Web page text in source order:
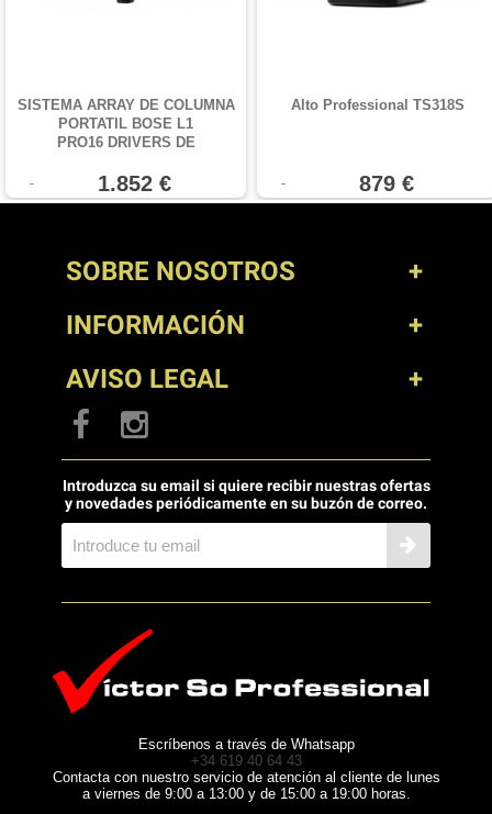
SISTEMA ARRAY DE COLUMNA
PORTATIL BOSE L1
PRO16 DRIVERS DE
1.852 €
Alto Professional TS318S
879 €
SOBRE NOSOTROS
INFORMACIÓN
AVISO LEGAL
Introduzca su email si quiere recibir nuestras ofertas
y novedades periódicamente en su buzón de correo.
Escríbenos a través de Whatsapp
+34 619 40 64 43
Contacta con nuestro servicio de atención al cliente de lunes
a viernes de 9:00 a 13:00 y de 15:00 a 19:00 horas.